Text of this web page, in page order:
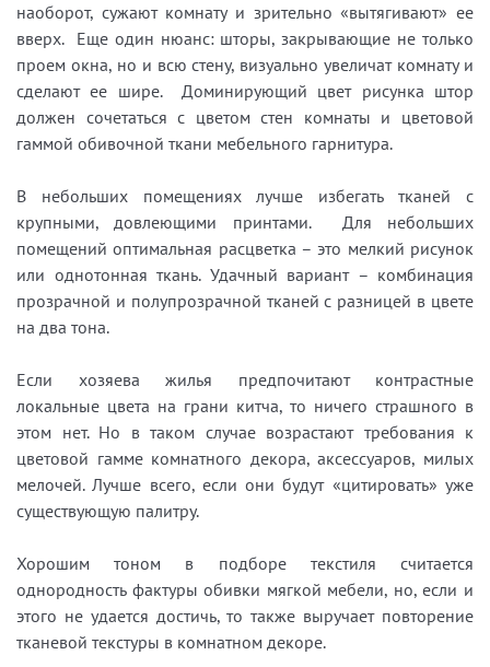
наоборот, сужают комнату и зрительно «вытягивают» ее
вверх. Еще один нюанс: шторы, закрывающие не только
проем окна, но и всю стену, визуально увеличат комнату и
сделают ее шире. Доминирующий цвет рисунка штор
должен сочетаться с цветом стен комнаты и цветовой
гаммой обивочной ткани мебельного гарнитура.
В небольших помещениях лучше избегать тканей с
крупными, довлеющими принтами. Для небольших
помещений оптимальная расцветка – это мелкий рисунок
или однотонная ткань. Удачный вариант – комбинация
прозрачной и полупрозрачной тканей с разницей в цвете
на два тона.
Если хозяева жилья предпочитают контрастные
локальные цвета на грани китча, то ничего страшного в
этом нет. Но в таком случае возрастают требования к
цветовой гамме комнатного декора, аксессуаров, милых
мелочей. Лучше всего, если они будут «цитировать» уже
существующую палитру.
Хорошим тоном в подборе текстиля считается
однородность фактуры обивки мягкой мебели, но, если и
этого не удается достичь, то также выручает повторение
тканевой текстуры в комнатном декоре.